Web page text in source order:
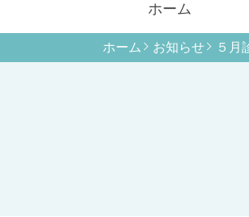
ホーム
ホーム お知らせ ５月